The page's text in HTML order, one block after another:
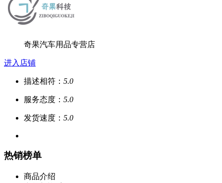
奇果汽车用品专营店
进入店铺
描述相符： 5.0
服务态度： 5.0
发货速度： 5.0
热销榜单
商品介绍